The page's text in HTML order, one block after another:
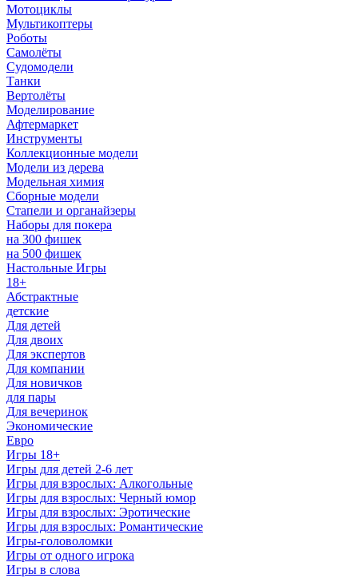
Мотоциклы
Мультикоптеры
Роботы
Самолёты
Судомодели
Танки
Вертолёты
Моделирование
Афтермаркет
Инструменты
Коллекционные модели
Модели из дерева
Модельная химия
Сборные модели
Стапели и органайзеры
Наборы для покера
на 300 фишек
на 500 фишек
Настольные Игры
18+
Абстрактные
детские
Для детей
Для двоих
Для экспертов
Для компании
Для новичков
для пары
Для вечеринок
Экономические
Евро
Игры 18+
Игры для детей 2-6 лет
Игры для взрослых: Алкогольные
Игры для взрослых: Черный юмор
Игры для взрослых: Эротические
Игры для взрослых: Романтические
Игры-головоломки
Игры от одного игрока
Игры в слова